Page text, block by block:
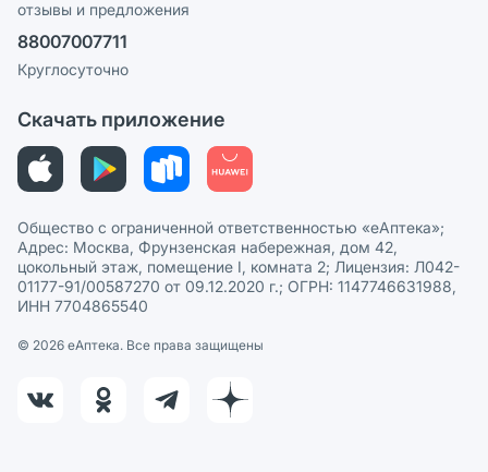
Ваши товары на ЕАПТЕКЕ
Политика конфиденциальности
Пользовательское соглашение
Политика рекомендаций
Этика и соответствие
Политика в отношении обработки персональных данных
отзывы и предложения
88007007711
Круглосуточно
Скачать приложение
Общество с ограниченной ответственностью «еАптека»;
Адрес: Москва, Фрунзенская набережная, дом 42,
цокольный этаж, помещение I, комната 2; Лицензия: Л042-
01177-91/00587270 от 09.12.2020 г.; ОГРН: 1147746631988,
ИНН 7704865540
© 2026 eАптека. Все права защищены